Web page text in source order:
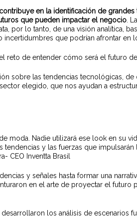
en la identificación de
que pueden impactar el negocio .
por lo tanto, de una visión analítica,
que podrían afrontar en
reto de entender cómo será el futuro
sobre las tendencias tecnológicas,
elegido, que nos ayudan a
moda. Nadie utilizará ese look en su
y las fuerzas que
CEO Inventta Brasil
y señales hasta formar una
en el arte de proyectar el futuro
los análisis de